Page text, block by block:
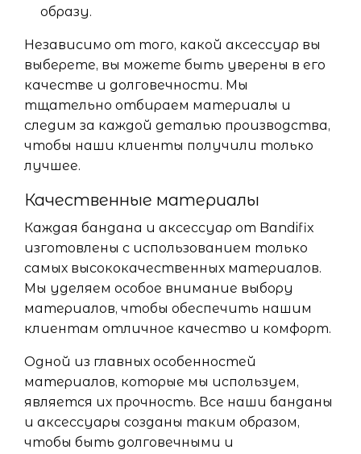
образу.
Независимо от того, какой аксессуар вы
выберете, вы можете быть уверены в его
качестве и долговечности. Мы
тщательно отбираем материалы и
следим за каждой деталью производства,
чтобы наши клиенты получили только
лучшее.
Качественные материалы
Каждая бандана и аксессуар от Bandifix
изготовлены с использованием только
самых высококачественных материалов.
Мы уделяем особое внимание выбору
материалов, чтобы обеспечить нашим
клиентам отличное качество и комфорт.
Одной из главных особенностей
материалов, которые мы используем,
является их прочность. Все наши банданы
и аксессуары созданы таким образом,
чтобы быть долговечными и